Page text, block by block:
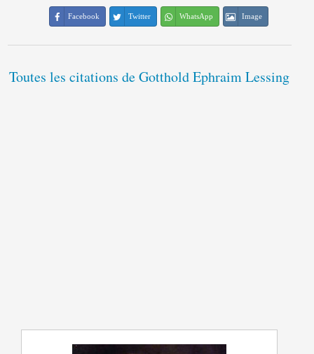
Facebook Twitter WhatsApp Image
Toutes les citations de Gotthold Ephraim Lessing